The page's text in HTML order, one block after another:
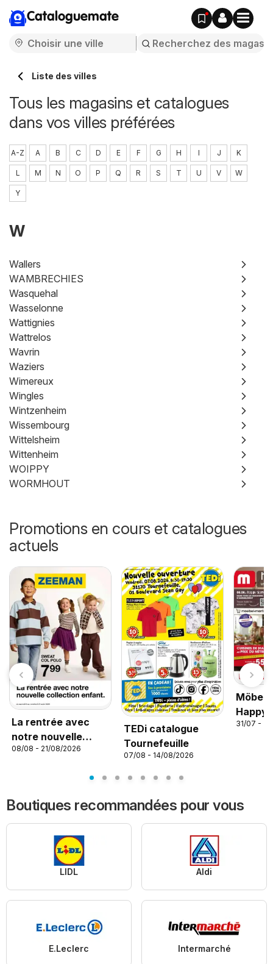
Cataloguemate
Liste des villes
Tous les magasins et catalogues
dans vos villes préférées
A-Z A B C D E F G H I J K
L M N O P Q R S T U V W
Y
W
Wallers
WAMBRECHIES
Wasquehal
Wasselonne
Wattignies
Wattrelos
Wavrin
Waziers
Wimereux
Wingles
Wintzenheim
Wissembourg
Wittelsheim
Wittenheim
WOIPPY
WORMHOUT
Promotions en cours et catalogues
actuels
La rentrée avec
notre nouvelle
collection enfant
08/08 - 21/08/2026
TEDi catalogue
Tournefeuille
07/08 - 14/08/2026
Möbel
Happy
31/07 -
Boutiques recommandées pour vous
LIDL Aldi
E.Leclerc Intermarché